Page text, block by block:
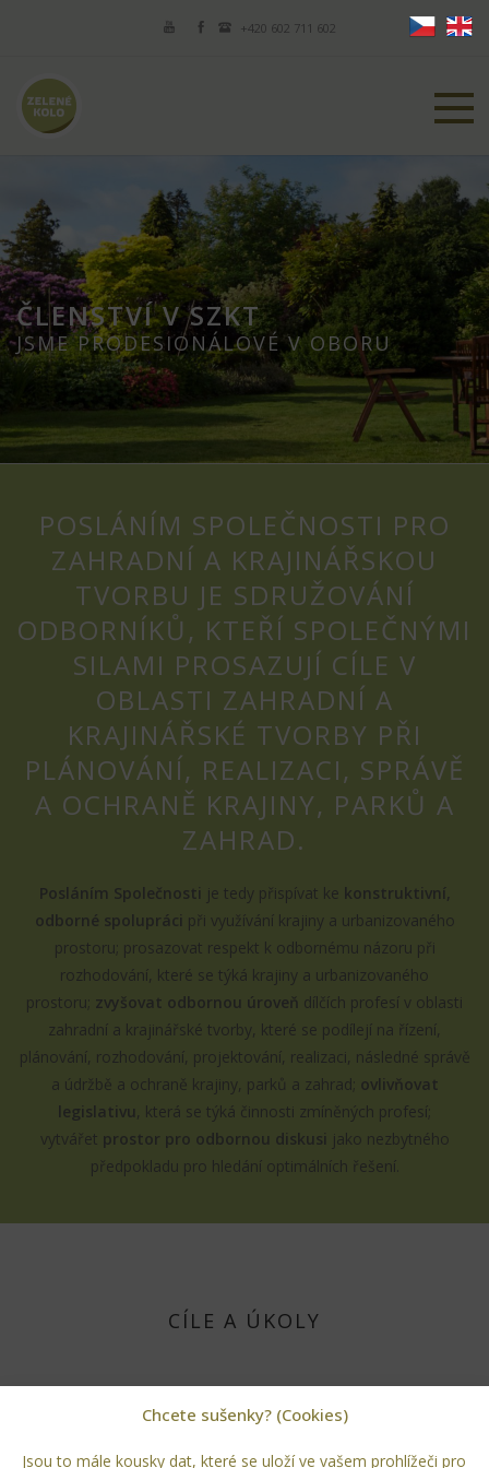
Chcete sušenky? (Cookies)
Jsou to mále kousky dat, které se uloží ve vašem prohlížeči pro
+420 602 711 602
ČLENSTVÍ V SZKT
JSME PRODESIONÁLOVÉ V OBORU
POSLÁNÍM SPOLEČNOSTI PRO
ZAHRADNÍ A KRAJINÁŘSKOU
TVORBU JE SDRUŽOVÁNÍ
ODBORNÍKŮ, KTEŘÍ SPOLEČNÝMI
SILAMI PROSAZUJÍ CÍLE V
OBLASTI ZAHRADNÍ A
KRAJINÁŘSKÉ TVORBY PŘI
PLÁNOVÁNÍ, REALIZACI, SPRÁVĚ
A OCHRANĚ KRAJINY, PARKŮ A
ZAHRAD.
Posláním Společnosti je tedy přispívat ke konstruktivní,
odborné spolupráci při využívání krajiny a urbanizovaného
prostoru; prosazovat respekt k odbornému názoru při
rozhodování, které se týká krajiny a urbanizovaného
prostoru; zvyšovat odbornou úroveň dílčích profesí v oblasti
zahradní a krajinářské tvorby, které se podílejí na řízení,
plánování, rozhodování, projektování, realizaci, následné správě
a údržbě a ochraně krajiny, parků a zahrad; ovlivňovat
legislativu, která se týká činnosti zmíněných profesí;
vytvářet prostor pro odbornou diskusi jako nezbytného
předpokladu pro hledání optimálních řešení.
CÍLE A ÚKOLY
popularizovatproblematiku zeleně v sídlech a v krajině,
zejména jejího významu jako podstatné složky zdravého